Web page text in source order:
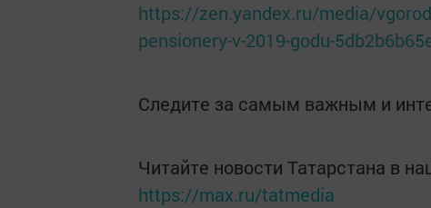
https://zen.yandex.ru/media/
pensionery-v-2019-godu-
Следите за самым важным и
Читайте новости Татарстана в
https://max.ru/tatmedia